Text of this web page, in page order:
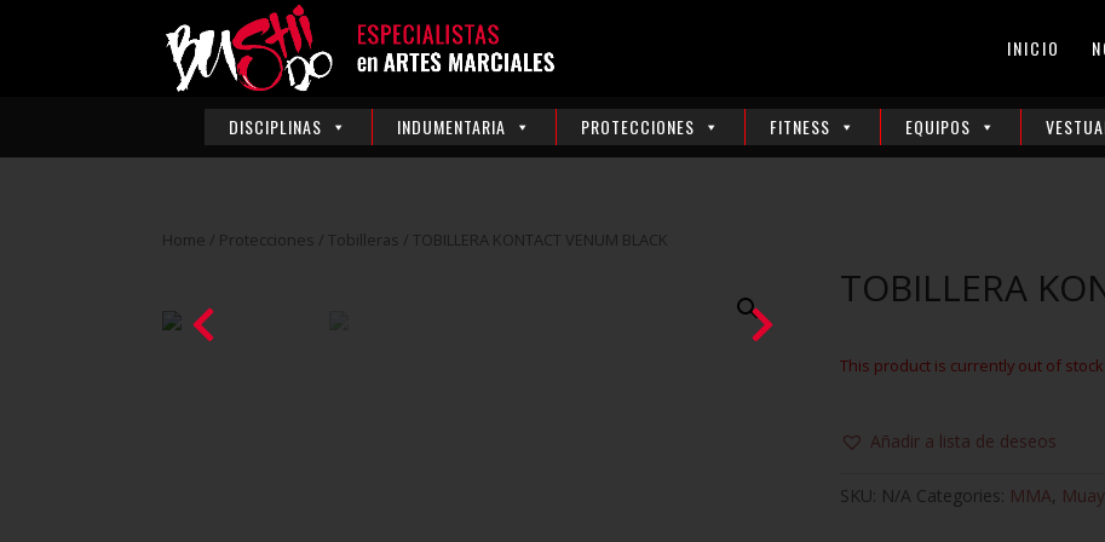
INICIO
DISCIPLINAS INDUMENTARIA PROTECCIONES FITNESS EQUIPOS
Home / Protecciones /Tobilleras / TOBILLERA KONTACT VENUM BLACK
TOBILLERA
This product is currently out of
Añadir a lista de deseos
SKU: N/A Categories: MMA,